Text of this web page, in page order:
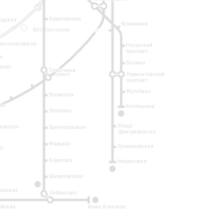
2
14
Кузьминки
Рязанский
проспект
Выхино
Лермонтовский
проспект
Жулебино
Котельники
Кожуховская
Печатники
Волжская
Люблино
Братиславская
Марьино
Борисово
Шипиловская
Зябликово
Алма-Атинская
Улица
Дмитриевского
Лухмановская
Некрасовка
Косино
Юго-Восточная